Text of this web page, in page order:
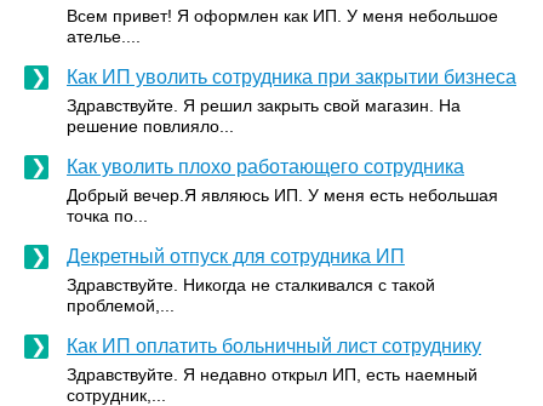
Всем привет! Я оформлен как ИП. У меня небольшое
ателье....
Как ИП уволить сотрудника при закрытии бизнеса
Здравствуйте. Я решил закрыть свой магазин. На
решение повлияло...
Как уволить плохо работающего сотрудника
Добрый вечер.Я являюсь ИП. У меня есть небольшая
точка по...
Декретный отпуск для сотрудника ИП
Здравствуйте. Никогда не сталкивался с такой
проблемой,...
Как ИП оплатить больничный лист сотруднику
Здравствуйте. Я недавно открыл ИП, есть наемный
сотрудник,...